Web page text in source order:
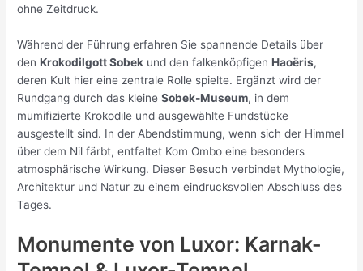
ohne Zeitdruck.
Während der Führung erfahren Sie spannende Details über
denKrokodilgott Sobek und den falkenköpfigenHaoëris,
deren Kult hier eine zentrale Rolle spielte. Ergänzt wird der
Rundgang durch das kleineSobek-Museum, in dem
mumifizierte Krokodile und ausgewählte Fundstücke
ausgestellt sind. In der Abendstimmung, wenn sich der Himmel
über dem Nil färbt, entfaltet Kom Ombo eine besonders
atmosphärische Wirkung. Dieser Besuch verbindet Mythologie,
Architektur und Natur zu einem eindrucksvollen Abschluss des
Tages.
Monumente von Luxor: Karnak-